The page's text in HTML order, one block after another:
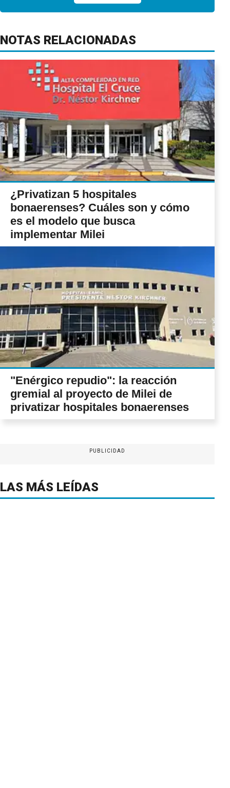
NOTAS RELACIONADAS
¿Privatizan 5 hospitales
bonaerenses? Cuáles son y cómo
es el modelo que busca
implementar Milei
"Enérgico repudio": la reacción
gremial al proyecto de Milei de
privatizar hospitales bonaerenses
PUBLICIDAD
LAS MÁS LEÍDAS